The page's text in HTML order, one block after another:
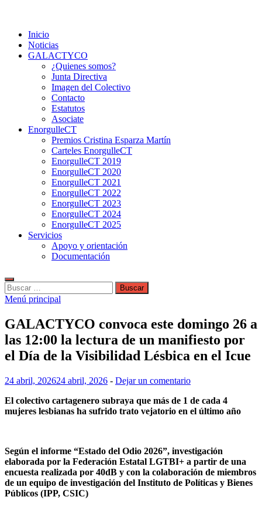
contenido
Cartagena Y COmarca "Colectivo GALACTYCO"
Inicio
Noticias
GALACTYCO
¿Quienes somos?
Junta Directiva
Imagen del Colectivo
Contacto
Estatutos
Asociate
EnorgulleCT
Premios Cristina Esparza Martín
Carteles EnorgulleCT
EnorgulleCT 2019
EnorgulleCT 2020
EnorgulleCT 2021
EnorgulleCT 2022
EnorgulleCT 2023
EnorgulleCT 2024
EnorgulleCT 2025
Servicios
Apoyo y orientación
Documentación
Buscar:
Menú principal
GALACTYCO convoca este domingo 26 a
las 12:00 la lectura de un manifiesto por
el Día de la Visibilidad Lésbica en el Icue
24 abril, 202624 abril, 2026 - Dejar un comentario
El colectivo cartagenero subraya que más de 1 de cada 4
mujeres lesbianas ha sufrido trato vejatorio en el último año
Según el informe “Estado del Odio 2026”, investigación
elaborada por la Federación Estatal LGTBI+ a partir de una
encuesta realizada por 40dB y con la colaboración de miembros
de un equipo de investigación del Instituto de Políticas y Bienes
Públicos (IPP, CSIC)